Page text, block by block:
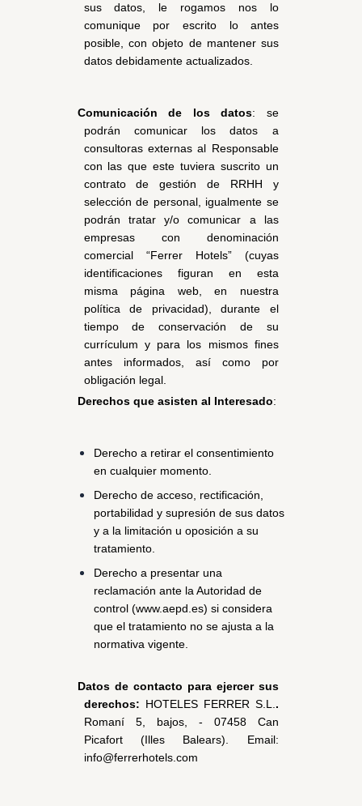
sus datos, le rogamos nos lo
comunique por escrito lo antes
posible, con objeto de mantener sus
datos debidamente actualizados.
Comunicación de los datos: se
podrán comunicar los datos a
consultoras externas al Responsable
con las que este tuviera suscrito un
contrato de gestión de RRHH y
selección de personal, igualmente se
podrán tratar y/o comunicar a las
empresas con denominación
comercial “Ferrer Hotels” (cuyas
identificaciones figuran en esta
misma página web, en nuestra
política de privacidad), durante el
tiempo de conservación de su
currículum y para los mismos fines
antes informados, así como por
obligación legal.
Derechos que asisten al Interesado:
Derecho a retirar el consentimiento
en cualquier momento.
Derecho de acceso, rectificación,
portabilidad y supresión de sus datos
y a la limitación u oposición a su
tratamiento.
Derecho a presentar una
reclamación ante la Autoridad de
control (www.aepd.es) si considera
que el tratamiento no se ajusta a la
normativa vigente.
Datos de contacto para ejercer sus
derechos: HOTELES FERRER S.L.
Romaní 5, bajos, - 07458 Can
Picafort (Illes Balears). Email:
info@ferrerhotels.com